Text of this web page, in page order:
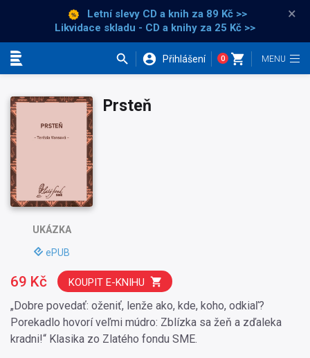
Letní slevy CD a knih za 89 Kč >>
Likvidace skladu - CD a knihy za 25 Kč >>
×
Přihlášení 0
UKÁZKA
ePUB
Prsteň
„Dobre povedať: oženiť, lenže ako, kde, koho, odkiaľ?
Porekadlo hovorí veľmi múdro: Zblízka sa žeň a zďaleka
kradni!“ Klasika zo Zlatého fondu SME.
69 Kč KOUPIT E-KNIHU